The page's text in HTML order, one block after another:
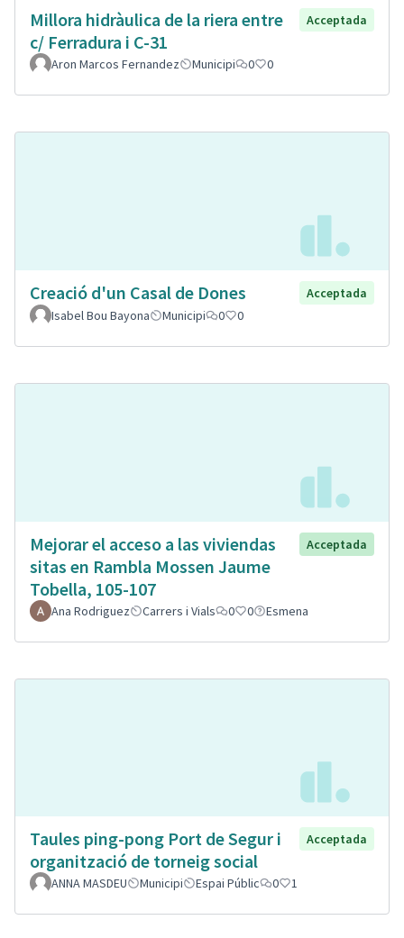
Millora hidràulica de la riera entre
c/ Ferradura i C-31
Acceptada
Aron Marcos Fernandez Municipi 0 0
Creació d'un Casal de Dones
Acceptada
Isabel Bou Bayona
Municipi 0 0
Mejorar el acceso a las viviendas
sitas en Rambla Mossen Jaume
Tobella, 105-107
Acceptada
Ana Rodriguez Carrers i Vials 0 0 Esmena
Taules ping-pong Port de Segur i
organització de torneig social
Acceptada
ANNA MASDEU Municipi Espai Públic 0 1